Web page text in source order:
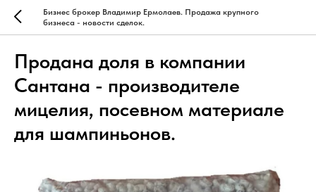
Бизнес брокер Владимир Ермолаев. Продажа крупного
бизнеса - новости сделок.
Продана доля в компании
Сантана - производителе
мицелия, посевном материале
для шампиньонов.